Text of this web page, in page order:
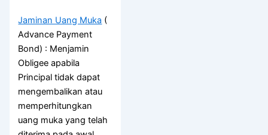
Jaminan Uang Muka (
Advance Payment
Bond) : Menjamin
Obligee apabila
Principal tidak dapat
mengembalikan atau
memperhitungkan
uang muka yang telah